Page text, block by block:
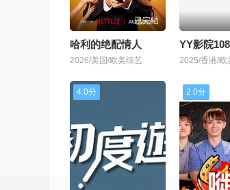
已完结
哈利的绝配情人
2026/美国/欧美综艺
YY影院
2025/香港/欧
4.0分 2.0分